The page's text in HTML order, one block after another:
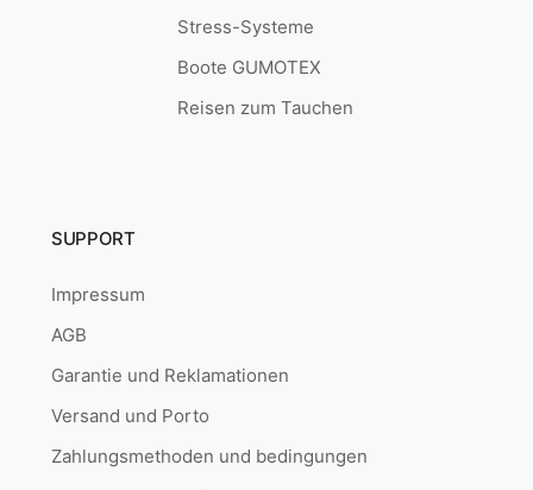
Stress-Systeme
Boote GUMOTEX
Reisen zum Tauchen
SUPPORT
Impressum
AGB
Garantie und Reklamationen
Versand und Porto
Zahlungsmethoden und bedingungen